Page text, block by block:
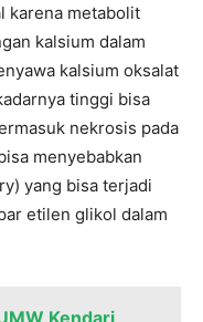
karena metabolit
kalsium dalam
kalsium oksalat
tinggi bisa
nekrosis pada
menyebabkan
yang bisa terjadi
etilen glikol dalam
Kendari